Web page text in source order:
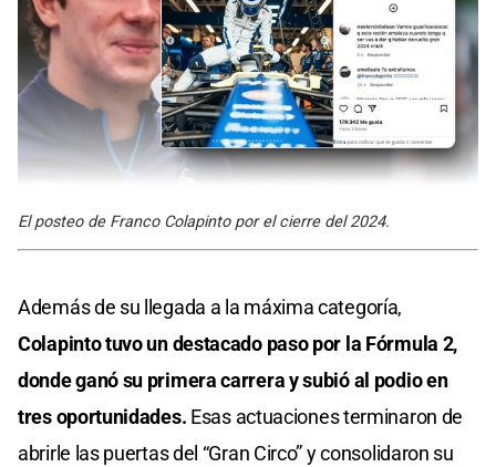
El posteo de Franco Colapinto por el cierre del 2024.
Además de su llegada a la máxima categoría,
Colapinto tuvo un destacado paso por la Fórmula 2,
donde ganó su primera carrera y subió al podio en
tres oportunidades. Esas actuaciones terminaron de
abrirle las puertas del “Gran Circo” y consolidaron su